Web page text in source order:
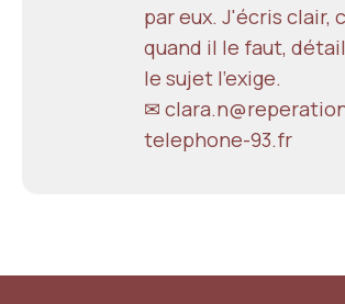
par eux. J'écris clair,
quand il le faut,
le sujet l'exige.
✉
telephone-93.fr